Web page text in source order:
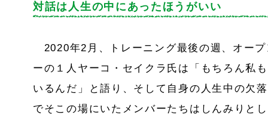
対話は人生の中にあったほうがいい
2020年2 月、トレーニング最後の週、オー
ーの１人ヤーコ・セイクラ氏は「もちろん私
いるんだ」と語り、そして自身の人生中の欠
でそこの場にいたメンバーたちはしんみりと